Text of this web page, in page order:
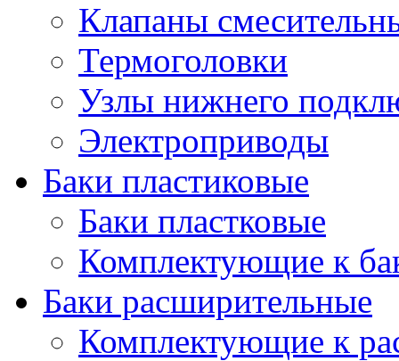
Клапаны
Термоголовки
Узлы нижнего
Электроприводы
Баки пластиковые
Баки пластковые
Комплектующие к
Баки расширительные
Комплектующие к